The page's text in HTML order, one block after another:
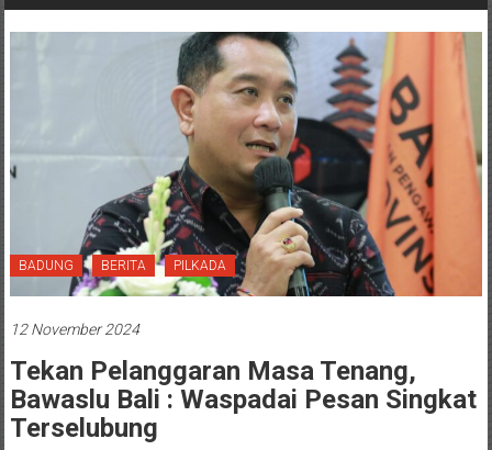
BADUNG BERITA PILKADA
12 November 2024
Tekan Pelanggaran Masa Tenang,
Bawaslu Bali : Waspadai Pesan Singkat
Terselubung